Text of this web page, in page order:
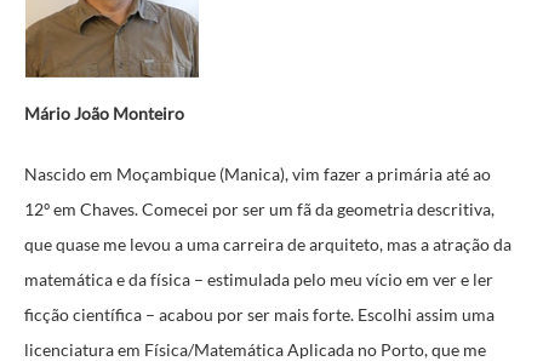
Mário João Monteiro
Nascido em Moçambique (Manica), vim fazer a primária até ao
12º em Chaves.Comecei por ser um fã da geometria descritiva,
que quase me levou a uma carreira de arquiteto, mas a atração da
matemática e da física – estimulada pelo meu vício em ver e ler
ficção científica – acabou por ser mais forte. Escolhi assim uma
licenciatura em Física/Matemática Aplicada no Porto, que me